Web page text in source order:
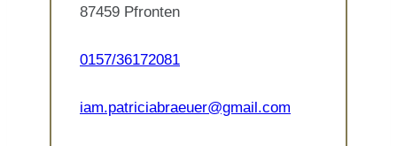
87459 Pfronten
0157/36172081
iam.patriciabraeuer@gmail.com